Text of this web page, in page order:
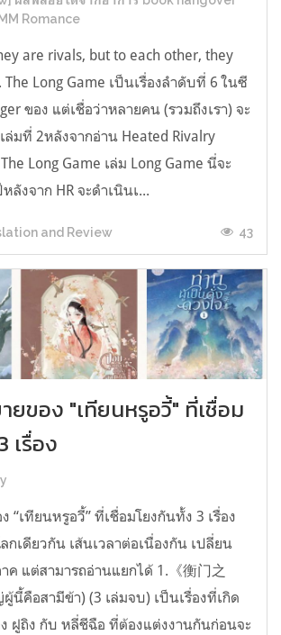
Romance
are rivals, but to each other, they
Long Game เป็นเรื่องลำดับที่ 6 ในซี
ของ แต่เชื่อว่าหลายคน (รวมถึงเรา) จะ
มที่ 2หลังจากอ่าน Heated Rivalry
Long Game เล่ม Long Game นี่จะ
ลังจาก HR จะดำเนินเ...
and Review 43
ยของ "เทียนหรูอวี้" ที่เชื่อม
เรื่อง
“เทียนหรูอวี้” ที่เชื่อมโยงกันทั้ง 3 เรื่อง
กเดียวกัน เส้นเวลาต่อเนื่องกัน เปลี่ยน
ค แต่สามารถอ่านแยกได้ 1.《衡门之
นี้คือสามีข้า) (3 เล่มจบ) เป็นเรื่องที่เกิด
ง ฝูถิง กับ หลี่ชีฉือ ที่ต้องแต่งงานกันก่อนจะ